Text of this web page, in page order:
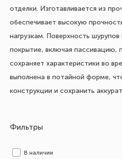
отделки. Изготавливается из
обеспечивает высокую
нагрузкам. Поверхность
покрытие, включая пассивацию,
сохраняет характеристики во
выполнена в потайной форме,
конструкции и сохранить
Фильтры
В наличии